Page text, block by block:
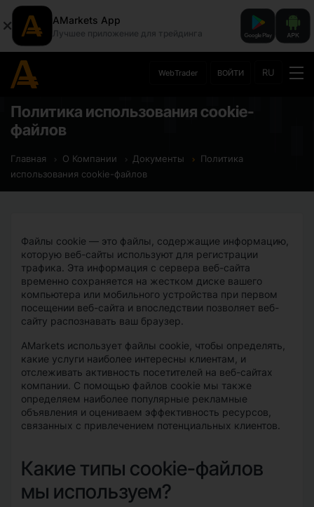
AMarkets App
Лучшее приложение для трейдинга
Политика использования cookie-
файлов
Главная О Компании Документы
Политика
использования cookie-файлов
WebTrader ВОЙТИ RU
Файлы cookie — это файлы, содержащие информацию,
которую веб-сайты используют для регистрации
трафика. Эта информация с сервера веб-сайта
временно сохраняется на жестком диске вашего
компьютера или мобильного устройства при первом
посещении веб-сайта и впоследствии позволяет веб-
сайту распознавать ваш браузер.
AMarkets использует файлы cookie, чтобы определять,
какие услуги наиболее интересны клиентам, и
отслеживать активность посетителей на веб-сайтах
компании. С помощью файлов cookie мы также
определяем наиболее популярные рекламные
объявления и оцениваем эффективность ресурсов,
связанных с привлечением потенциальных клиентов.
Какие типы cookie-файлов
мы используем?